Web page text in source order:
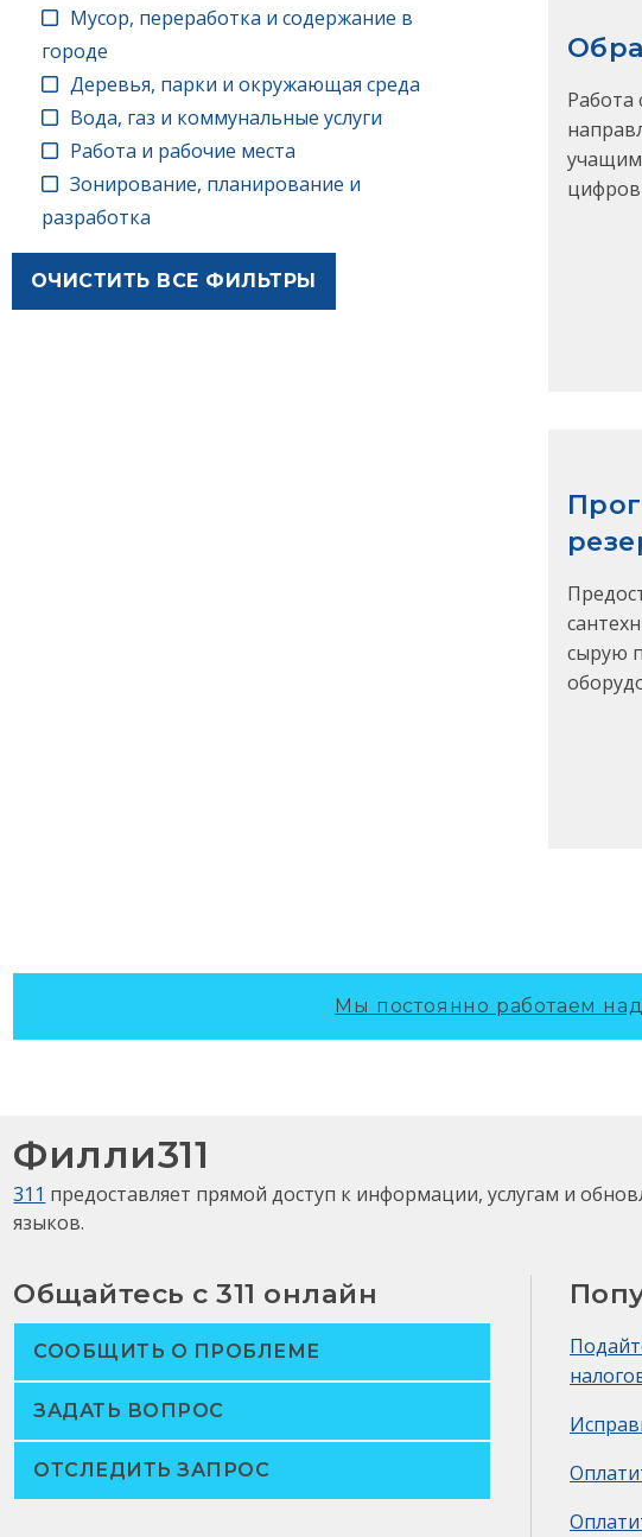
Мусор, переработка и содержание в
городе
Деревья, парки и окружающая среда
Вода, газ и коммунальные услуги
Работа и рабочие места
Зонирование, планирование и
разработка
ОЧИСТИТЬ ВСЕ ФИЛЬТРЫ
сырую
Мы постоянно работаем
Филли311
311 предоставляет прямой доступ к информации, услугам и
языков.
Общайтесь с 311 онлайн
СООБЩИТЬ О ПРОБЛЕМЕ
ЗАДАТЬ ВОПРОС
ОТСЛЕДИТЬ ЗАПРОС